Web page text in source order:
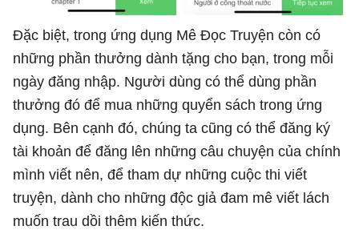
Đặc biệt, trong ứng dụng Mê Đọc Truyện còn có
những phần thưởng dành tặng cho bạn, trong mỗi
ngày đăng nhập. Người dùng có thể dùng phần
thưởng đó để mua những quyển sách trong ứng
dụng. Bên cạnh đó, chúng ta cũng có thể đăng ký
tài khoản để đăng lên những câu chuyện của chính
mình viết nên, để tham dự những cuộc thi viết
truyện, dành cho những độc giả đam mê viết lách
muốn trau dồi thêm kiến thức.